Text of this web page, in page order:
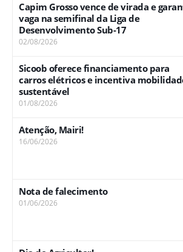
Capim Grosso vence de virada e
vaga na semifinal da Liga de
Desenvolvimento Sub-17
02/08/2026
Sicoob oferece financiamento para
carros elétricos e incentiva
sustentável
01/08/2026
Atenção, Mairi!
16/06/2026
Nota de falecimento
01/06/2026